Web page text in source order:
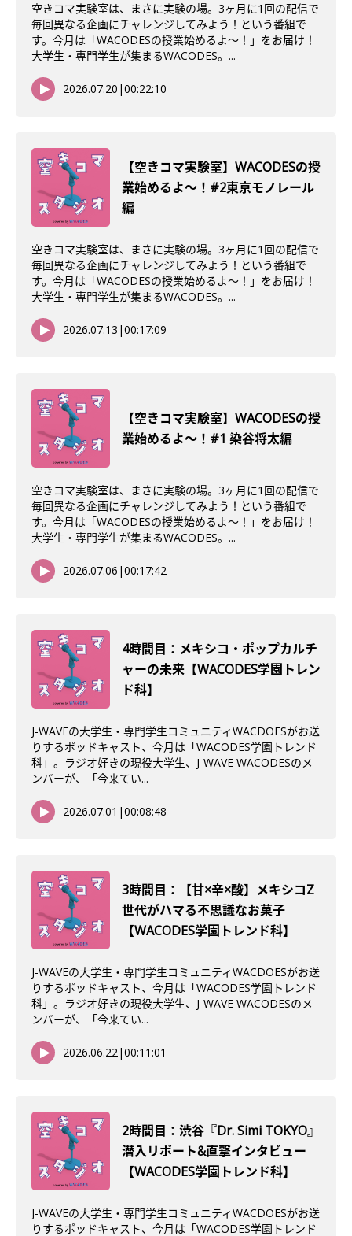
空きコマ実験室は、まさに実験の場。3ヶ月に1回の配信で
毎回異なる企画にチャレンジしてみよう！という番組で
す。今月は「WACODESの授業始めるよ～！」をお届け！
大学生・専門学生が集まるWACODES。...
2026.07.20 |00:22:10
【空きコマ実験室】WACODESの授
業始めるよ〜！#2東京モノレール
編
空きコマ実験室は、まさに実験の場。3ヶ月に1回の配信で
毎回異なる企画にチャレンジしてみよう！という番組で
す。今月は「WACODESの授業始めるよ～！」をお届け！
大学生・専門学生が集まるWACODES。...
2026.07.13 |00:17:09
【空きコマ実験室】WACODESの授
業始めるよ～！#1 染谷将太編
空きコマ実験室は、まさに実験の場。3ヶ月に1回の配信で
毎回異なる企画にチャレンジしてみよう！という番組で
す。今月は「WACODESの授業始めるよ～！」をお届け！
大学生・専門学生が集まるWACODES。...
2026.07.06 |00:17:42
4時間目：メキシコ・ポップカルチ
ャーの未来【WACODES学園トレン
ド科】
J-WAVEの大学生・専門学生コミュニティWACDOESがお送
りするポッドキャスト、今月は「WACODES学園トレンド
科」。ラジオ好きの現役大学生、J-WAVE WACODESのメ
ンバーが、「今来てい...
2026.07.01 |00:08:48
3時間目：【甘×辛×酸】メキシコZ
世代がハマる不思議なお菓子
【WACODES学園トレンド科】
J-WAVEの大学生・専門学生コミュニティWACDOESがお送
りするポッドキャスト、今月は「WACODES学園トレンド
科」。ラジオ好きの現役大学生、J-WAVE WACODESのメ
ンバーが、「今来てい...
2026.06.22|00:11:01
2時間目：渋谷『Dr. Simi TOKYO』
潜入リポート&直撃インタビュー
【WACODES学園トレンド科】
J-WAVEの大学生・専門学生コミュニティWACDOESがお送
りするポッドキャスト、今月は「WACODES学園トレンド